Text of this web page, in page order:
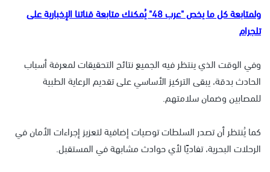
ولمتابعة كل ما يخص "عرب 48" يُمكنك متابعة قناتنا الإخبارية على
تلجرام
وفي الوقت الذي ينتظر فيه الجميع نتائج التحقيقات لمعرفة أسباب
الحادث بدقة، يبقى التركيز الأساسي على تقديم الرعاية الطبية
للمصابين وضمان سلامتهم.
كما يُنتظر أن تصدر السلطات توصيات إضافية لتعزيز إجراءات الأمان في
الرحلات البحرية، تفاديًا لأي حوادث مشابهة في المستقبل.